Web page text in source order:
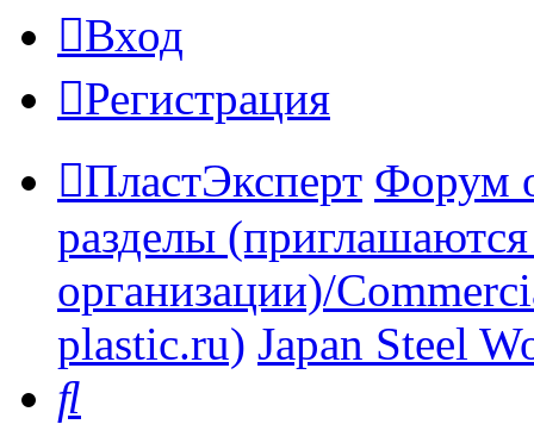
Вход
Регистрация
ПластЭксперт Форум
разделы
организации)/
plastic.ru) Japan Steel